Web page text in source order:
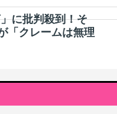
に批判殺到！そ
「クレームは無理